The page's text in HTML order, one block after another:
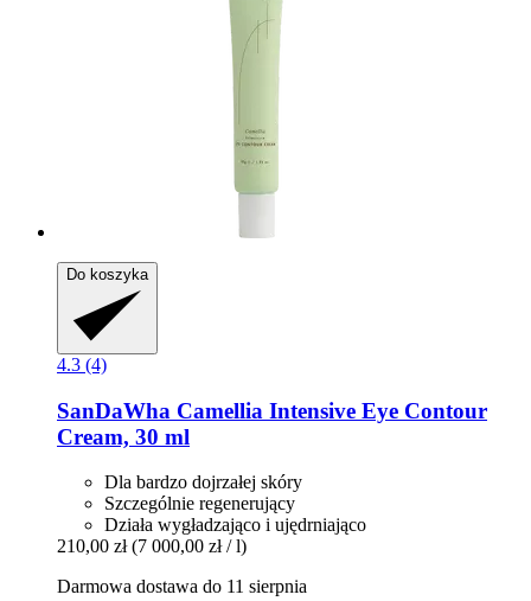
Do koszyka
4.3 (4)
SanDaWha Camellia Intensive Eye Contour
Cream, 30 ml
Dla bardzo dojrzałej skóry
Szczególnie regenerujący
Działa wygładzająco i ujędrniająco
210,00 zł (7 000,00 zł / l)
Darmowa dostawa do 11 sierpnia